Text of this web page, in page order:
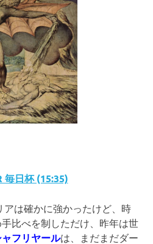
毎日杯 (15:35)
は確かに強かったけど、時
比べを制しただけ、昨年は世
フリヤールは、まだまだダー